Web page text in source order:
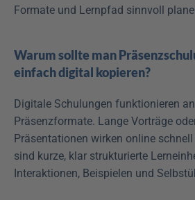
Formate und Lernpfad sinnvoll
Warum sollte man
einfach digital kopieren?
Digitale Schulungen funktionieren
Präsenzformate. Lange Vorträge
Präsentationen wirken online
sind kurze, klar strukturierte
Interaktionen, Beispielen und